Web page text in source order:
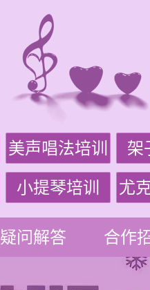
美声唱法培训 架
小提琴培训 尤
疑问解答 合作